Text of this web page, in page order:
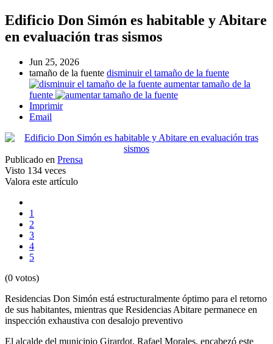
Edificio Don Simón es habitable y Abitare
en evaluación tras sismos
Jun 25, 2026
tamaño de la fuente disminuir el tamaño de la fuente
aumentar tamaño de la
fuente
Imprimir
Email
Publicado en Prensa
Visto 134 veces
Valora este artículo
1
2
3
4
5
(0 votos)
Residencias Don Simón está estructuralmente óptimo para el retorno
de sus habitantes, mientras que Residencias Abitare permanece en
inspección exhaustiva con desalojo preventivo
El alcalde del municipio Girardot, Rafael Morales, encabezó este